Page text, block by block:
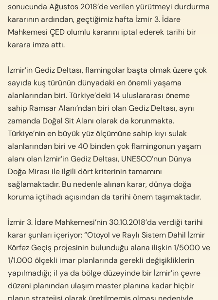
sonucunda Ağustos 2018’de verilen yürütmeyi durdurma
kararının ardından, geçtiğimiz hafta İzmir 3. İdare
Mahkemesi ÇED olumlu kararını iptal ederek tarihi bir
karara imza attı.
İzmir’in Gediz Deltası, flamingolar başta olmak üzere çok
sayıda kuş türünün dünyadaki en önemli yaşama
alanlarından biri. Türkiye’deki 14 uluslararası öneme
sahip Ramsar Alanı’ndan biri olan Gediz Deltası, aynı
zamanda Doğal Sit Alanı olarak da korunmakta.
Türkiye’nin en büyük yüz ölçümüne sahip kıyı sulak
alanlarından biri ve 40 binden çok flamingonun yaşam
alanı olan İzmir’in Gediz Deltası, UNESCO’nun Dünya
Doğa Mirası ile ilgili dört kriterinin tamamını
sağlamaktadır. Bu nedenle alınan karar, dünya doğa
koruma içtihadı açısından da tarihi önem taşımaktadır.
İzmir 3. İdare Mahkemesi’nin 30.10.2018’da verdiği tarihi
karar şunları içeriyor: “Otoyol ve Raylı Sistem Dahil İzmir
Körfez Geçiş projesinin bulunduğu alana ilişkin 1/5000 ve
1/1.000 ölçekli imar planlarında gerekli değişikliklerin
yapılmadığı; il ya da bölge düzeyinde bir İzmir’in çevre
düzeni planından ulaşım master planına kadar hiçbir